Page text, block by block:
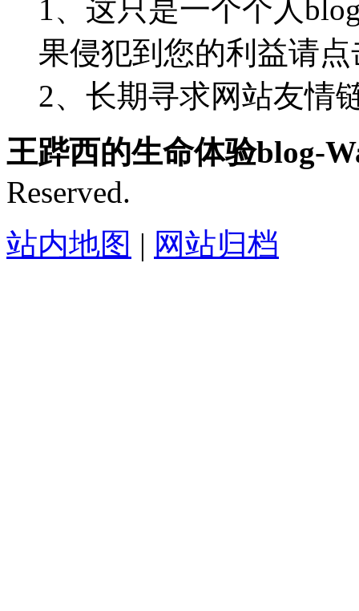
1、这只是一个个人
果侵犯到您的利益请
2、长期寻求网站友情
王跸西的生命体验blog-
Reserved.
站内地图 | 网站归档